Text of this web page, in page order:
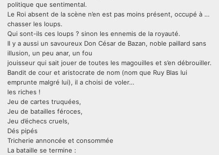
politique que sentimental.
Le Roi absent de la scène n’en est pas moins présent, occupé à …
chasser les loups.
Qui sont-ils ces loups ? sinon les ennemis de la royauté.
Il y a aussi un savoureux Don César de Bazan, noble paillard sans
illusion, un peu anar, un fou
jouisseur qui sait jouer de toutes les magouilles et s’en débrouiller.
Bandit de cour et aristocrate de nom (nom que Ruy Blas lui
emprunte malgré lui), il a choisi de voler…
les riches !
Jeu de cartes truquées,
Jeu de batailles féroces,
Jeu d’échecs cruels,
Dés pipés
Tricherie annoncée et consommée
La bataille se termine :